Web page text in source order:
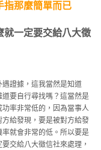
指那麼簡單而已
就一定要交給八大徵
證據，這我當然是知道
要自行尋找嗎？這當然是
率非常低的，因為當事人
給發現，要是被對方給發
就會非常的低。所以要是
交給八大徵信社來處理，